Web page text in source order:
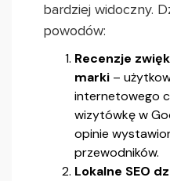
bardziej widoczny.
powodów:
Recenzje
marki –
internetowego
wizytówkę w
opinie
przewodników.
Lokalne SEO